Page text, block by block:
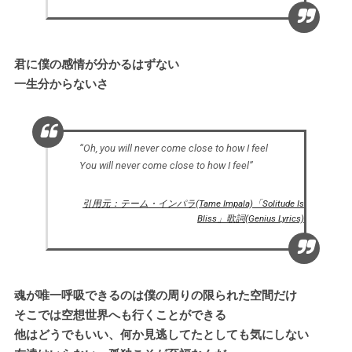
君に僕の感情が分かるはずない
一生分からないさ
“Oh, you will never come close to how I feel
You will never come close to how I feel”
引用元：テーム・インパラ(Tame Impala)「Solitude Is
Bliss」歌詞(Genius Lyrics)
魂が唯一呼吸できるのは僕の周りの限られた空間だけ
そこでは空想世界へも行くことができる
他はどうでもいい、何か見逃してたとしても気にしない